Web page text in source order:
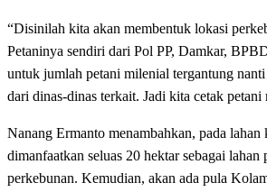
“Disinilah kita akan membentuk lokasi
Petaninya sendiri dari Pol PP, Damkar,
untuk jumlah petani milenial tergantung
dari dinas-dinas terkait. Jadi kita cetak
Nanang Ermanto menambahkan, pada lahan
dimanfaatkan seluas 20 hektar sebagai lahan
perkebunan. Kemudian, akan ada pula